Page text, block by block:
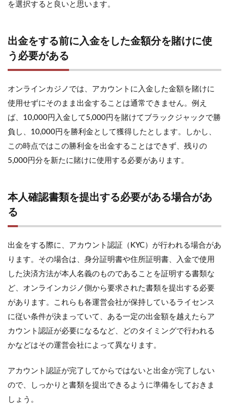
を選択すると良いと思います。
出金をする前に入金をした金額分を賭けに使
う必要がある
オンラインカジノでは、アカウントに入金した金額を賭けに
使用せずにそのまま出金することは通常できません。例え
ば、10,000円入金して5,000円を賭けてブラックジャックで勝
負し、10,000円を勝利金として獲得したとします。しかし、
この時点ではこの勝利金を出金することはできず、残りの
5,000円分を新たに賭けに使用する必要があります。
本人確認書類を提出する必要がある場合があ
る
出金をする際に、アカウント認証（KYC）が行われる場合があ
ります。その場合は、身分証明書や住所証明書、入金で使用
した決済方法が本人名義のものであることを証明する書類な
ど、オンラインカジノ側から要求された書類を提出する必要
があります。これらも各運営会社が保持しているライセンス
に従い条件が決まっていて、ある一定の出金額を越えたらア
カウント認証が必要になるなど、どのタイミングで行われる
かなどはその運営会社によって異なります。
アカウント認証が完了してからではないと出金が完了しない
ので、しっかりと書類を提出できるように準備をしておきま
しょう。